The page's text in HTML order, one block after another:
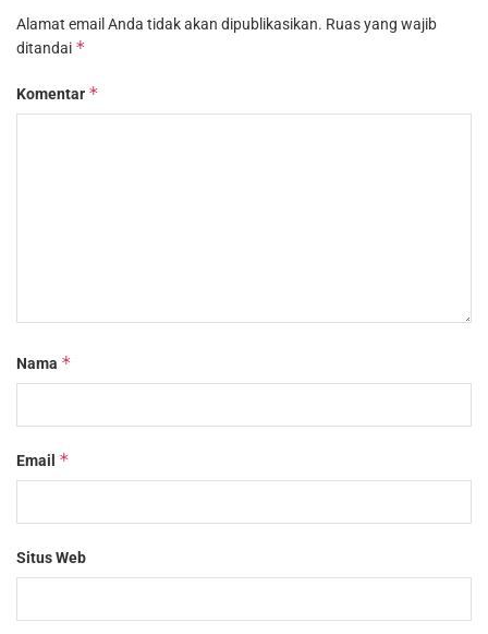
Alamat email Anda tidak akan dipublikasikan. Ruas yang wajib
ditandai *
Komentar *
Nama *
Email *
Situs Web